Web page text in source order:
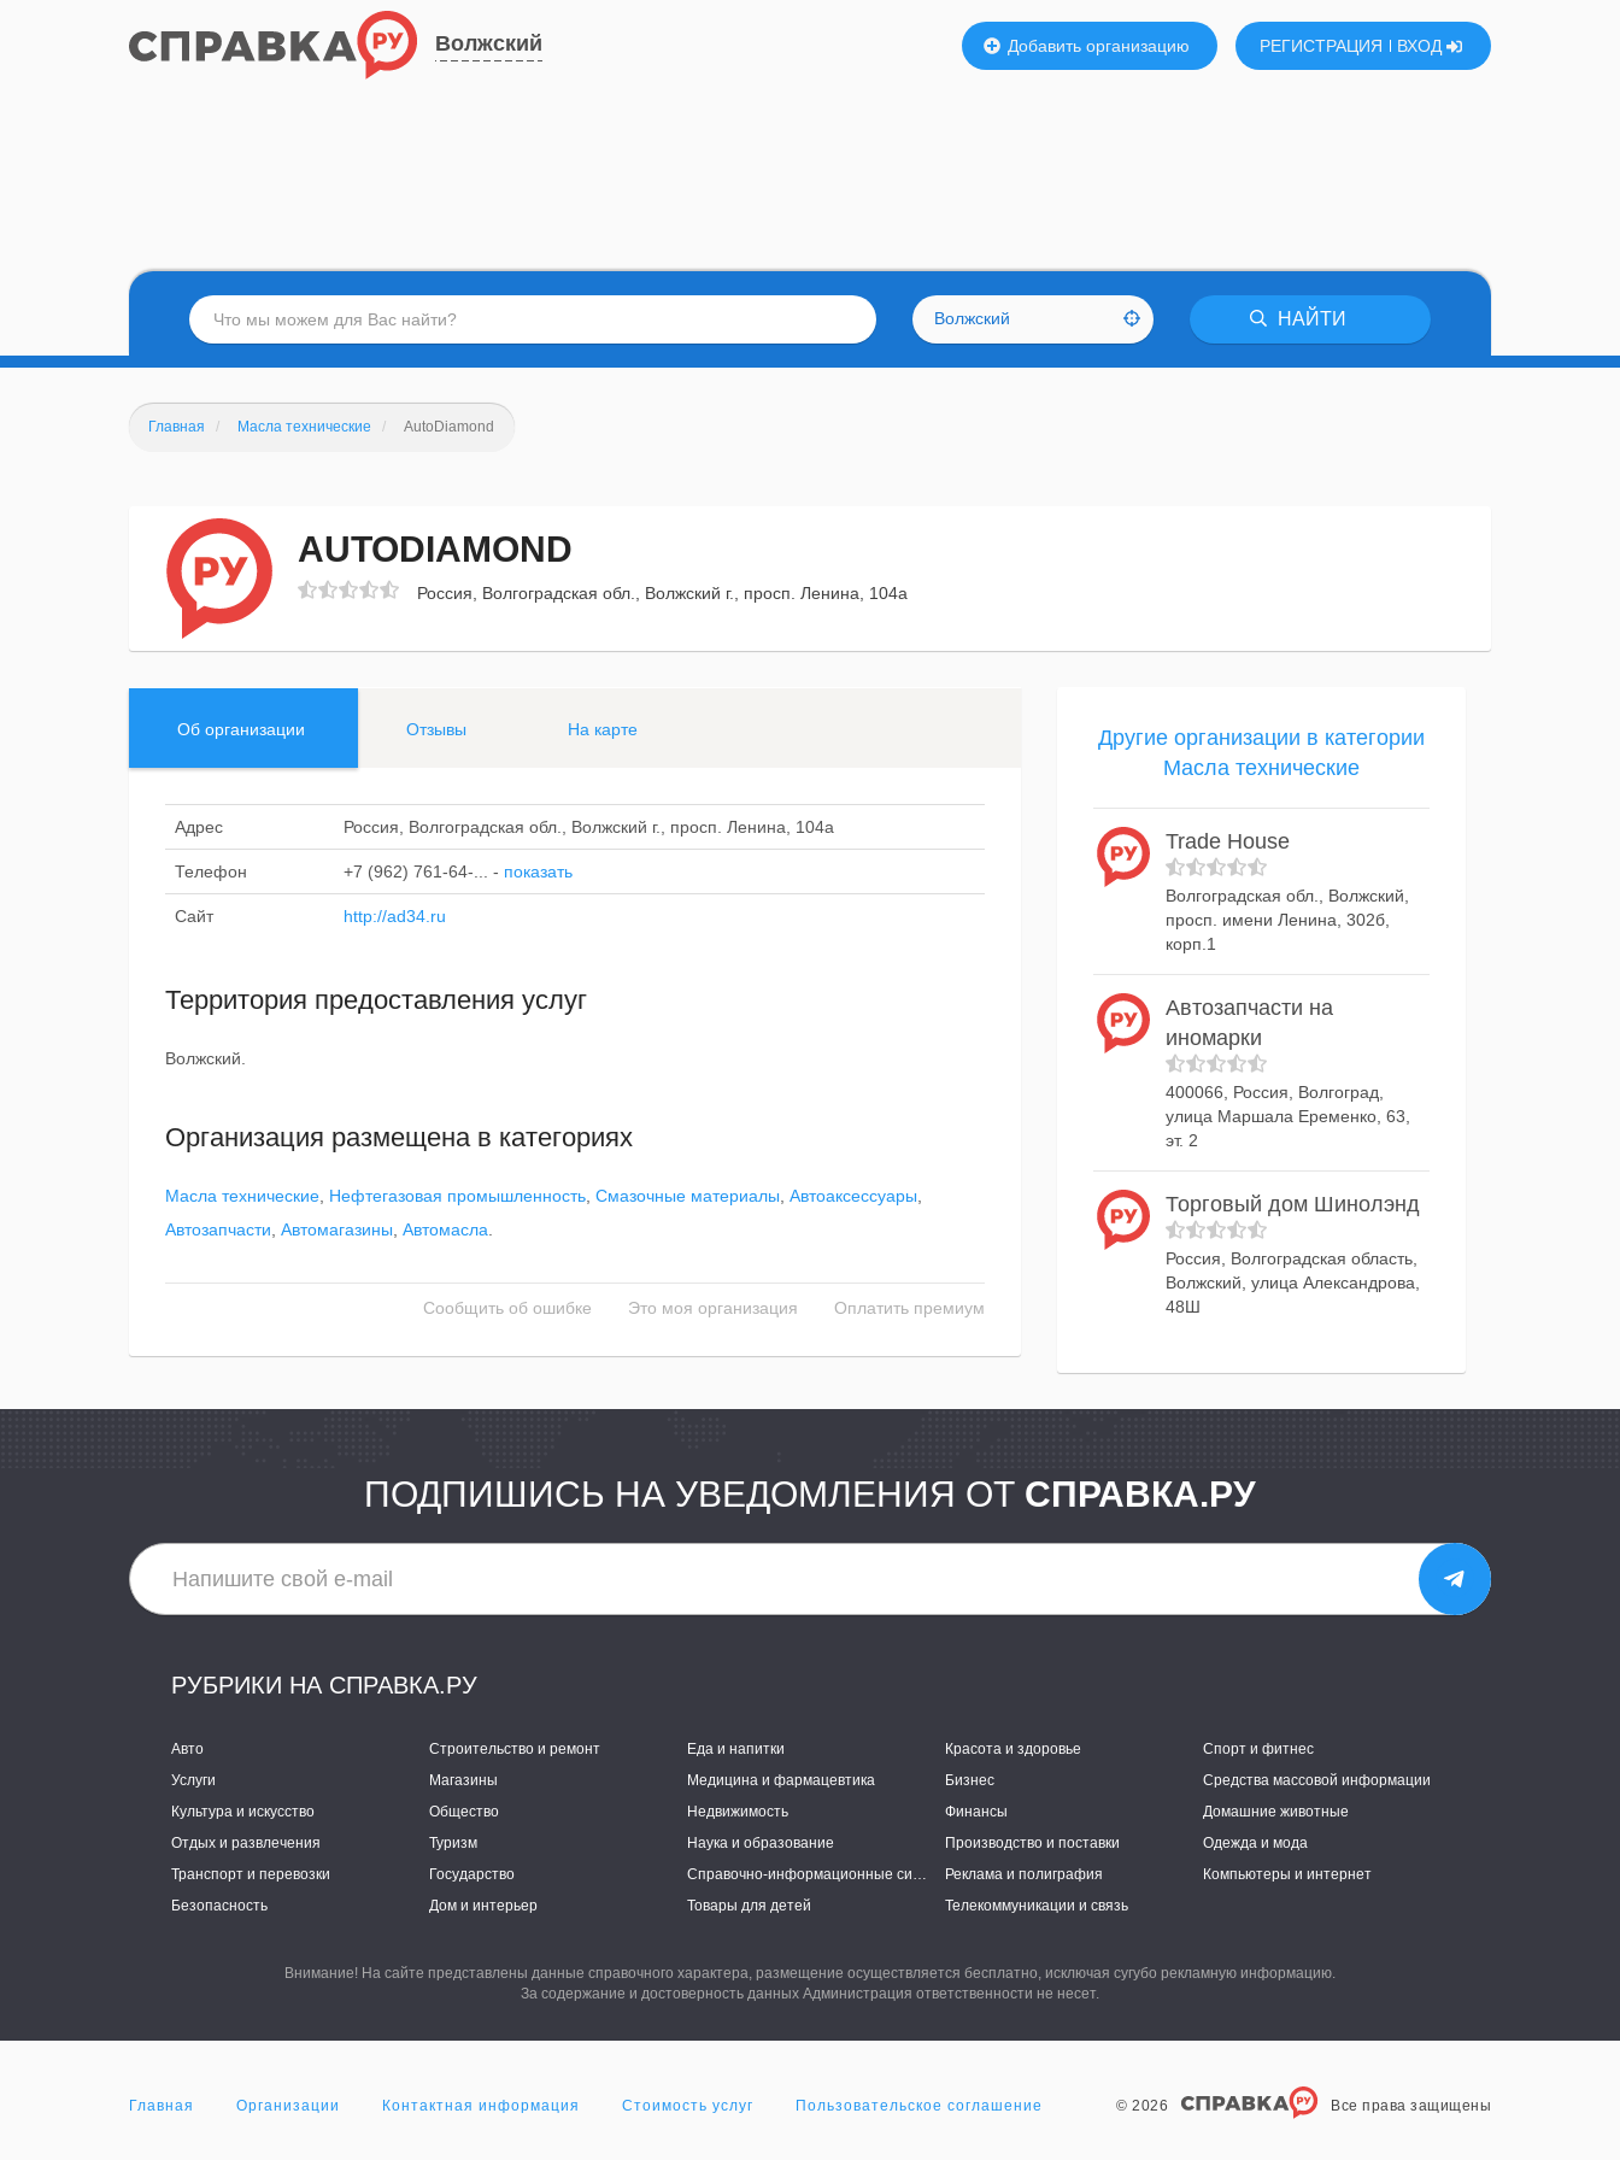
Волжский Добавить организацию РЕГИСТРАЦИЯ ВХОД
Волжский НАЙТИ
Главная Масла технические AutoDiamond
AUTODIAMOND
Россия, Волгоградская обл., Волжский г., просп. Ленина, 104а
Об организации Отзывы На карте
Адрес Россия, Волгоградская обл., Волжский г., просп. Ленина, 104а
Телефон +7 (962) 761-64-... - показать
Сайт http://ad34.ru
Территория предоставления услуг
Волжский.
Организация размещена в категориях
Масла технические Нефтегазовая промышленность Смазочные материалы Автоаксессуары
Автозапчасти Автомагазины Автомасла
Сообщить об ошибке Это моя организация Оплатить премиум
Другие организации в категории
Масла технические
Trade House
Волгоградская обл., Волжский,
просп. имени Ленина, 302б,
корп.1
Автозапчасти на
иномарки
400066, Россия, Волгоград,
улица Маршала Еременко, 63,
эт. 2
Торговый дом Шинолэнд
Россия, Волгоградская область,
Волжский, улица Александрова,
48Ш
ПОДПИШИСЬ НА УВЕДОМЛЕНИЯ ОТ СПРАВКА.РУ
РУБРИКИ НА СПРАВКА.РУ
Авто Строительство и ремонт Еда и напитки Красота и здоровье
Спорт и фитнес
Услуги
Магазины Медицина и фармацевтика Бизнес
Средства массовой информации
Культура и искусство
Общество Недвижимость Финансы
Домашние животные
Отдых и развлечения
Туризм Наука и образование Производство и поставки
Одежда и мода
Транспорт и перевозки
Государство Справочно-информационные системы Реклама и полиграфия
Компьютеры и интернет
Безопасность
Дом и интерьер Товары для детей Телекоммуникации и связь
Внимание! На сайте представлены данные справочного характера, размещение осуществляется бесплатно, исключая сугубо рекламную информацию.
За содержание и достоверность данных Администрация ответственности не несет.
Главная Организации Контактная информация Стоимость услуг Пользовательское соглашение © 2026 Все права защищены